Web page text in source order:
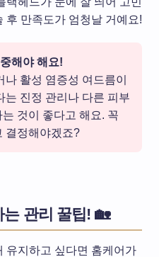
후 만족도가 엄청날 거예요!
해야 해요!
활성 염증성 여드름이
는 진정 관리나 다른 피부
것이 좋다고 해요. 꼭
결정해야겠죠?
관리 꿀팁! 🏡
유지하고 싶다면 홈케어가